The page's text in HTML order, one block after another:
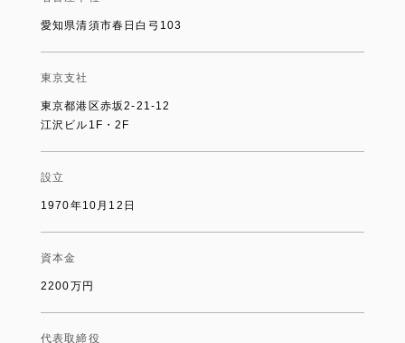
愛知県清須市春日白弓103
東京支社
東京都港区赤坂2-21-12
江沢ビル1F・2F
設立
1970年10月12日
資本金
2200万円
代表取締役